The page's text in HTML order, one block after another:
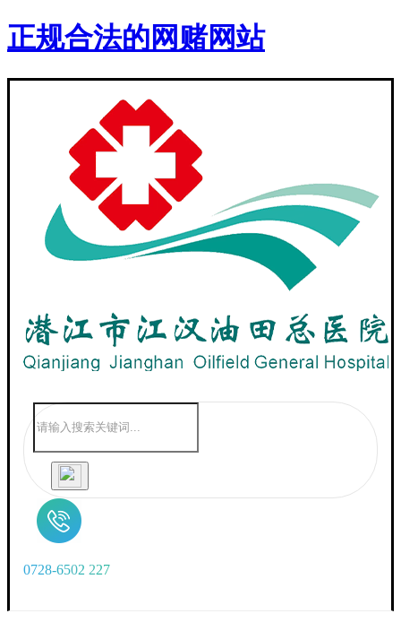
正规合法的网赌网站
0728-6502 227